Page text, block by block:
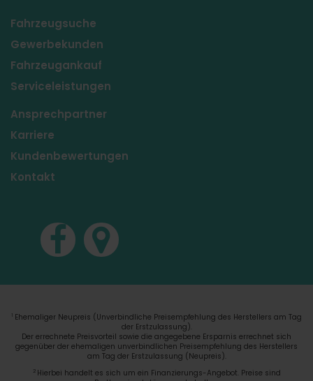
Fahrzeugsuche
Gewerbekunden
Fahrzeugankauf
Serviceleistungen
Ansprechpartner
Karriere
Kundenbewertungen
Kontakt
1 Ehemaliger Neupreis (Unverbindliche Preisempfehlung des Herstellers am Tag
der Erstzulassung).
Der errechnete Preisvorteil sowie die angegebene Ersparnis errechnet sich
gegenüber der ehemaligen unverbindlichen Preisempfehlung des Herstellers
am Tag der Erstzulassung (Neupreis).
2 Hierbei handelt es sich um ein Finanzierungs-Angebot. Preise sind